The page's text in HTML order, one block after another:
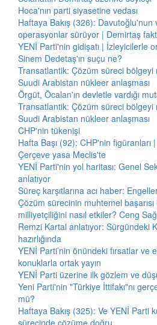
Hoca'nın parti siyasetine vedası
Haftaya Bakış (326): Davutoğlu'nun
operasyonlar sürüyor | Demirtaş
YENİ Parti'nin gidişatı | İzleyicilerle
Sinem Dedetaş'ın suçu ne?
Transatlantik: Çözüm süreci bölgeyi
Suudi Arabistan nükleer anlaşması
Örgüt, Öcalan'ın devletle vardığı
Transatlantik: Çözüm süreci bölgeyi
Suudi Arabistan nükleer anlaşması
CHP'nin tükenişi
Hafta Başı (92): CHP'nin
Çerçeve yasa Meclis'te
YENİ Parti'nin yol haritası: Genel
anlatıyor
Süreç karşıtlarına acı haber:
Çözüm sürecinin muhtemel
milliyetçiliğini nasıl etkiler? Ceng
Remzi Kartal anlatıyor: Sürgündeki
hazırlığında
YENİ Parti’nin önündeki fırsatlar ve
konuklarla ortak yayın
YENİ Parti üzerine ilk gözlem ve
Yeni Parti'nin "Türkiye İttifakı"nı
mü?
Haftaya Bakış (325): Ve YENİ Parti
sürecinde çözüme doğru